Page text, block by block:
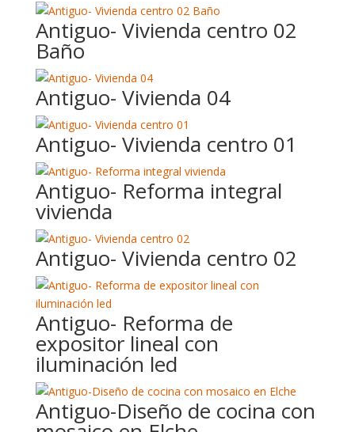
Antiguo- Vivienda centro 02
Baño
Antiguo- Vivienda 04
Antiguo- Vivienda centro 01
Antiguo- Reforma integral
vivienda
Antiguo- Vivienda centro 02
Antiguo- Reforma de
expositor lineal con
iluminación led
Antiguo-Diseño de cocina con